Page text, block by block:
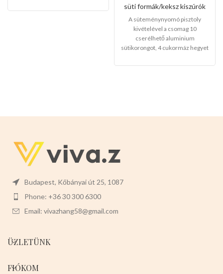
süti formák/keksz kiszúrók
A süteménynyomó pisztoly
kivételével a csomag 10
cserélhető aluminium
sütikorongot, 4 cukormáz hegyet
használatra, hanem kenyér és
Budapest, Kőbányai út 25, 1087
Phone: +36 30 300 6300
Email: vivazhang58@gmail.com
ÜZLETÜNK
FIÓKOM